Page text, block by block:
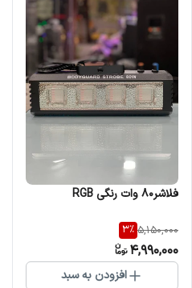
فلاشر۸۰ وات رنگی RGB
5,150,000
3%
4,990,000
افزودن به سبد